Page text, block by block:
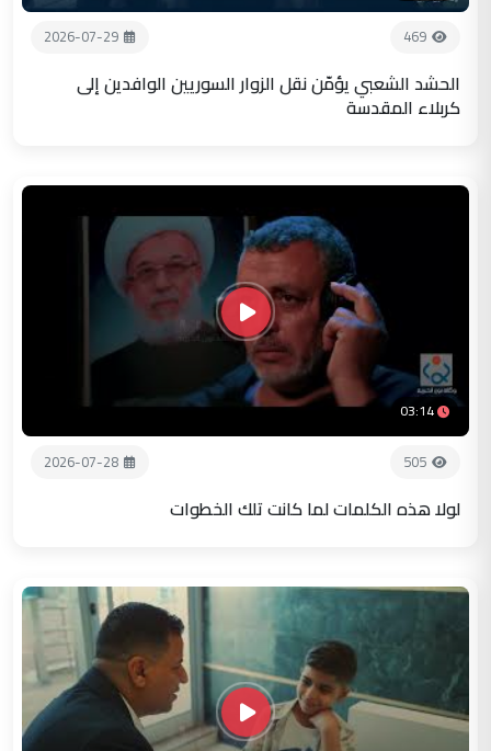
469
2026-07-29
الحشد الشعبي يؤمّن نقل الزوار السوريين الوافدين إلى
كربلاء المقدسة
03:14
505
2026-07-28
لولا هذه الكلمات لما كانت تلك الخطوات